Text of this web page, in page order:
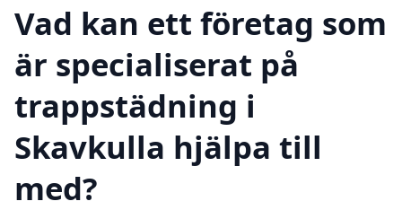
Vad kan ett företag som
är specialiserat på
trappstädning i
Skavkulla hjälpa till
med?